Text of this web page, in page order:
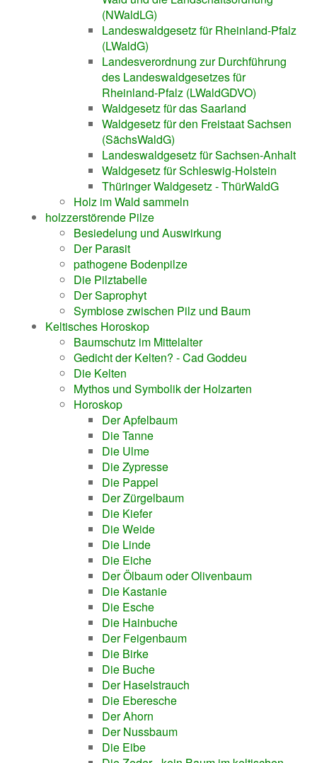
(NWaldLG)
Landeswaldgesetz für Rheinland-Pfalz
(LWaldG)
Landesverordnung zur Durchführung
des Landeswaldgesetzes für
Rheinland-Pfalz (LWaldGDVO)
Waldgesetz für das Saarland
Waldgesetz für den Freistaat Sachsen
(SächsWaldG)
Landeswaldgesetz für Sachsen-Anhalt
Waldgesetz für Schleswig-Holstein
Thüringer Waldgesetz - ThürWaldG
Holz im Wald sammeln
holzzerstörende Pilze
Besiedelung und Auswirkung
Der Parasit
pathogene Bodenpilze
Die Pilztabelle
Der Saprophyt
Symbiose zwischen Pilz und Baum
Keltisches Horoskop
Baumschutz im Mittelalter
Gedicht der Kelten? - Cad Goddeu
Die Kelten
Mythos und Symbolik der Holzarten
Horoskop
Der Apfelbaum
Die Tanne
Die Ulme
Die Zypresse
Die Pappel
Der Zürgelbaum
Die Kiefer
Die Weide
Die Linde
Die Eiche
Der Ölbaum oder Olivenbaum
Die Kastanie
Die Esche
Die Hainbuche
Der Feigenbaum
Die Birke
Die Buche
Der Haselstrauch
Die Eberesche
Der Ahorn
Der Nussbaum
Die Eibe